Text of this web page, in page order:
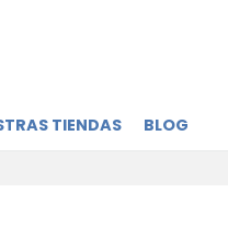
TIENDAS BLOG